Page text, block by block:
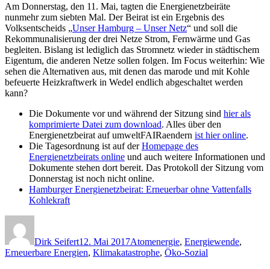
Am Donnerstag, den 11. Mai, tagten die Energienetzbeiräte
nunmehr zum siebten Mal. Der Beirat ist ein Ergebnis des
Volksentscheids „Unser Hamburg – Unser Netz“ und soll die
Rekommunalisierung der drei Netze Strom, Fernwärme und Gas
begleiten. Bislang ist lediglich das Stromnetz wieder in städtischem
Eigentum, die anderen Netze sollen folgen. Im Focus weiterhin: Wie
sehen die Alternativen aus, mit denen das marode und mit Kohle
befeuerte Heizkraftwerk in Wedel endlich abgeschaltet werden
kann?
Die Dokumente vor und während der Sitzung sind hier als
komprimierte Datei zum download. Alles über den
Energienetzbeirat auf umweltFAIRaendern ist hier online.
Die Tagesordnung ist auf derHomepage des
Energienetzbeirats online und auch weitere Informationen und
Dokumente stehen dort bereit. Das Protokoll der Sitzung vom
Donnerstag ist noch nicht online.
Hamburger Energienetzbeirat: Erneuerbar ohne Vattenfalls
Kohlekraft
Dirk Seifert12. Mai 2017Atomenergie, Energiewende,
Erneuerbare Energien, Klimakatastrophe, Öko-Sozial